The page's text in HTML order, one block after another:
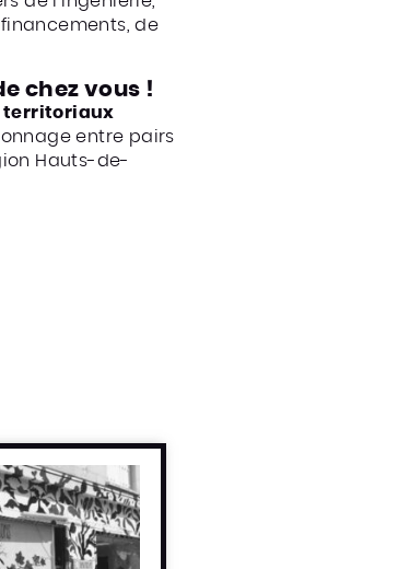
de
chez vous !
territoriaux
entre pairs
Hauts-de-